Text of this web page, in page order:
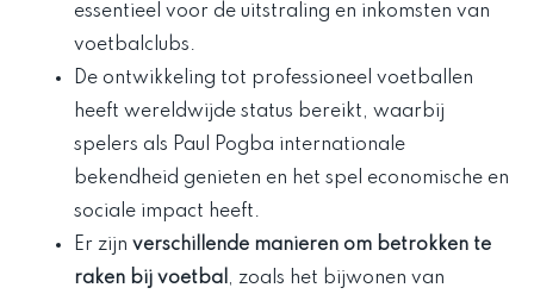
essentieel voor de uitstraling en inkomsten van
voetbalclubs.
De ontwikkeling tot professioneel voetballen
heeft wereldwijde status bereikt, waarbij
spelers als Paul Pogba internationale
bekendheid genieten en het spel economische en
sociale impact heeft.
Er zijn verschillende manieren om betrokken te
raken bij voetbal , zoals het bijwonen van